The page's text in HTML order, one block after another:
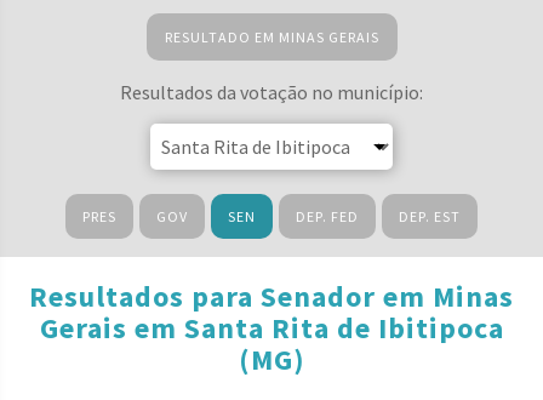
RESULTADO EM MINAS GERAIS
Resultados da votação no município:
PRES GOV SEN DEP. FED DEP. EST
Resultados para Senador em Minas
Gerais em Santa Rita de Ibitipoca
(MG)